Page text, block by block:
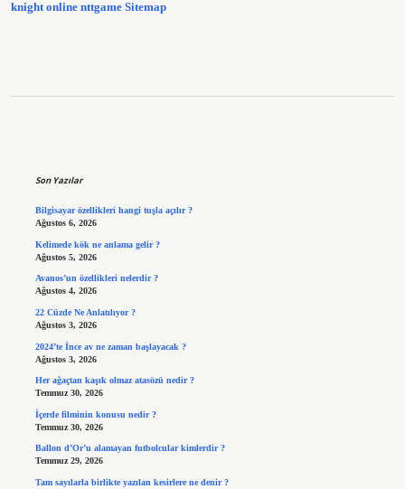
knight online nttgame Sitemap
Son Yazılar
Bilgisayar özellikleri hangi tuşla açılır ?
Ağustos 6, 2026
Kelimede kök ne anlama gelir ?
Ağustos 5, 2026
Avanos’un özellikleri nelerdir ?
Ağustos 4, 2026
22 Cüzde Ne Anlatılıyor ?
Ağustos 3, 2026
2024’te İnce av ne zaman başlayacak ?
Ağustos 3, 2026
Her ağaçtan kaşık olmaz atasözü nedir ?
Temmuz 30, 2026
İçerde filminin konusu nedir ?
Temmuz 30, 2026
Ballon d’Or’u alamayan futbolcular kimlerdir ?
Temmuz 29, 2026
Tam sayılarla birlikte yazılan kesirlere ne denir ?